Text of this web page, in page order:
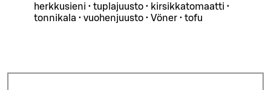
herkkusieni • tuplajuusto • kirsikkatomaatti •
tonnikala • vuohenjuusto • Vöner • tofu